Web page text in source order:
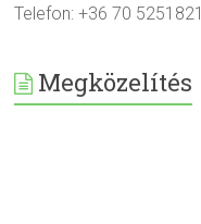
Telefon: +36 70 5251821
Megközelítés